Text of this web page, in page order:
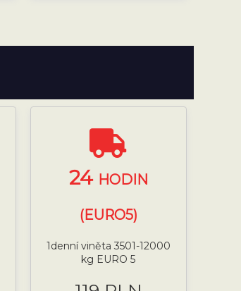
24 HODIN
(EURO5)
1denní viněta 3501-12000
kg EURO 5